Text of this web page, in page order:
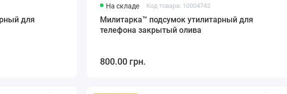
для
На складе Код товара: 10004742
Милитарка™ подсумок утилитарный для
телефона закрытый олива
800.00 грн.